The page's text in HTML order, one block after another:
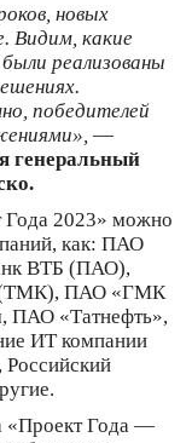
новых
Видим, какие
реализованы
победителей
—
генеральный
Года 2023» можно
как: ПАО
ВТБ (ПАО),
(ТМК), ПАО «ГМК
«Татнефть»,
ИТ компании
«Проект Года —